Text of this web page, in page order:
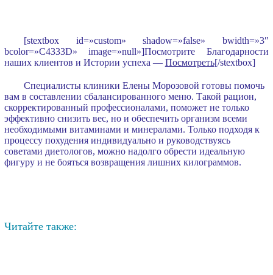
[stextbox id=»custom» shadow=»false» bwidth=»3″
bcolor=»C4333D» image=»null»]Посмотрите Благодарности
наших клиентов и Истории успеха — Посмотреть[/stextbox]
Специалисты клиники Елены Морозовой готовы помочь
вам в составлении сбалансированного меню. Такой рацион,
скорректированный профессионалами, поможет не только
эффективно снизить вес, но и обеспечить организм всеми
необходимыми витаминами и минералами. Только подходя к
процессу похудения индивидуально и руководствуясь
советами диетологов, можно надолго обрести идеальную
фигуру и не бояться возвращения лишних килограммов.
Читайте также: